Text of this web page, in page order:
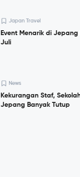
Japan Travel
Event Menarik di
Juli
News
Kekurangan Staf,
Jepang Banyak Tutup